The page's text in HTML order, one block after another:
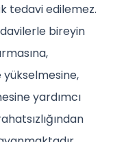
tedavi edilemez.
bireyin
yardımcı